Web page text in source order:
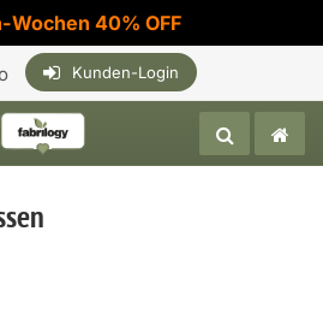
Wochen 40% OFF
Kunden-Login